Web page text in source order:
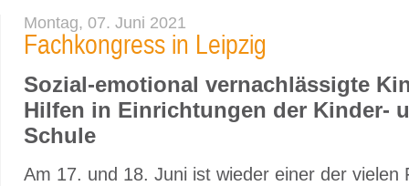
Montag, 07. Juni 2021
Fachkongress in Leipzig
Sozial-emotional vernachlässigte
Hilfen in Einrichtungen der Kinder-
Schule
Am 17. und 18. Juni ist wieder einer der vielen